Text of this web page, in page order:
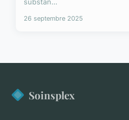
substan...
26 septembre 2025
Soinsplex